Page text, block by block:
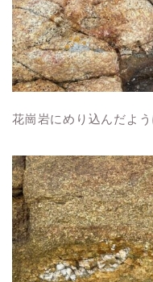
花崗岩にめり込んだよ